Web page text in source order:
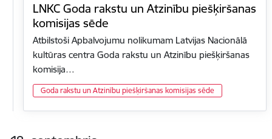
LNKC Goda rakstu un Atzinību piešķiršanas
komisijas sēde
Atbilstoši Apbalvojumu nolikumam Latvijas Nacionālā
kultūras centra Goda rakstu un Atzinību piešķiršanas
komisija…
Goda rakstu un Atzinību piešķiršanas komisijas sēde